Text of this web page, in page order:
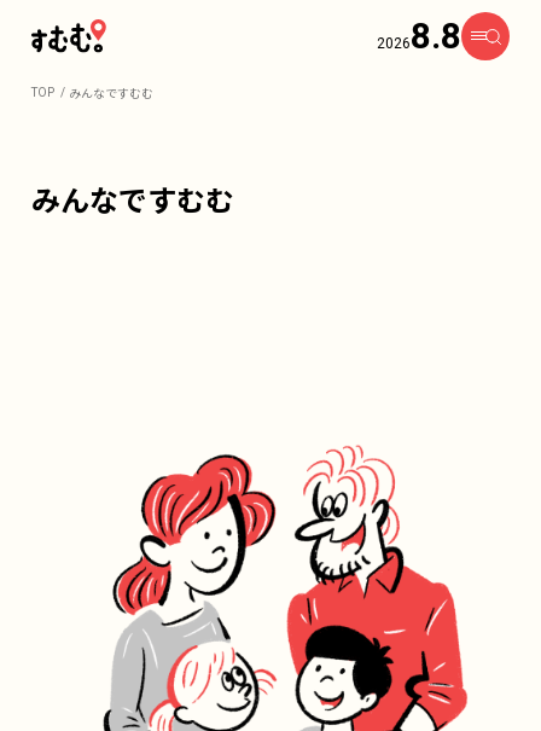
20268.8
TOP みんなですむむ
みんなですむむ